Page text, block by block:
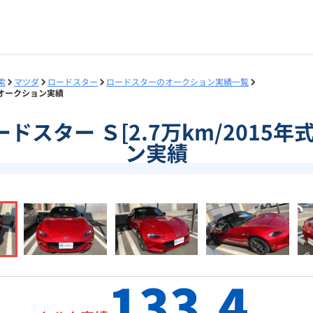
マツダ ロードスター
ロードスターのオークション実績一覧
クション実績
スター Ｓ[2.7万km/2015年
ン実績